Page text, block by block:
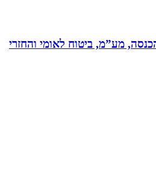
בדוחות מס הכנסה, מע”מ, ביטוח לאומי והחזרי